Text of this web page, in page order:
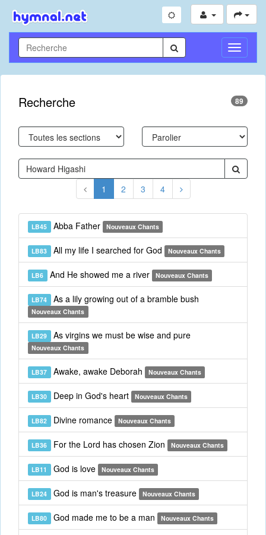
Toggle
Recherche 89
1 2 3 4
LB45 Abba Father Nouveaux Chants
LB83 All my life I searched for God Nouveaux Chants
LB6 And He showed me a river Nouveaux Chants
LB74 As a lily growing out of a bramble bush
Nouveaux Chants
LB29 As virgins we must be wise and pure
Nouveaux Chants
LB37 Awake, awake Deborah Nouveaux Chants
LB30 Deep in God's heart Nouveaux Chants
LB82 Divine romance Nouveaux Chants
LB36 For the Lord has chosen Zion Nouveaux Chants
LB11 God is love Nouveaux Chants
LB24 God is man's treasure Nouveaux Chants
LB80 God made me to be a man Nouveaux Chants